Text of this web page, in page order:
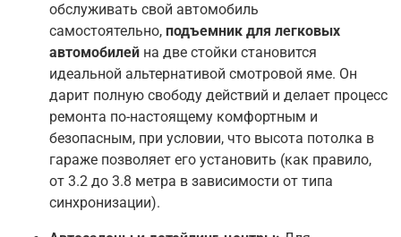
обслуживать свой автомобиль
самостоятельно, подъемник для легковых
автомобилей на две стойки становится
идеальной альтернативой смотровой яме. Он
дарит полную свободу действий и делает процесс
ремонта по-настоящему комфортным и
безопасным, при условии, что высота потолка в
гараже позволяет его установить (как правило,
от 3.2 до 3.8 метра в зависимости от типа
синхронизации).